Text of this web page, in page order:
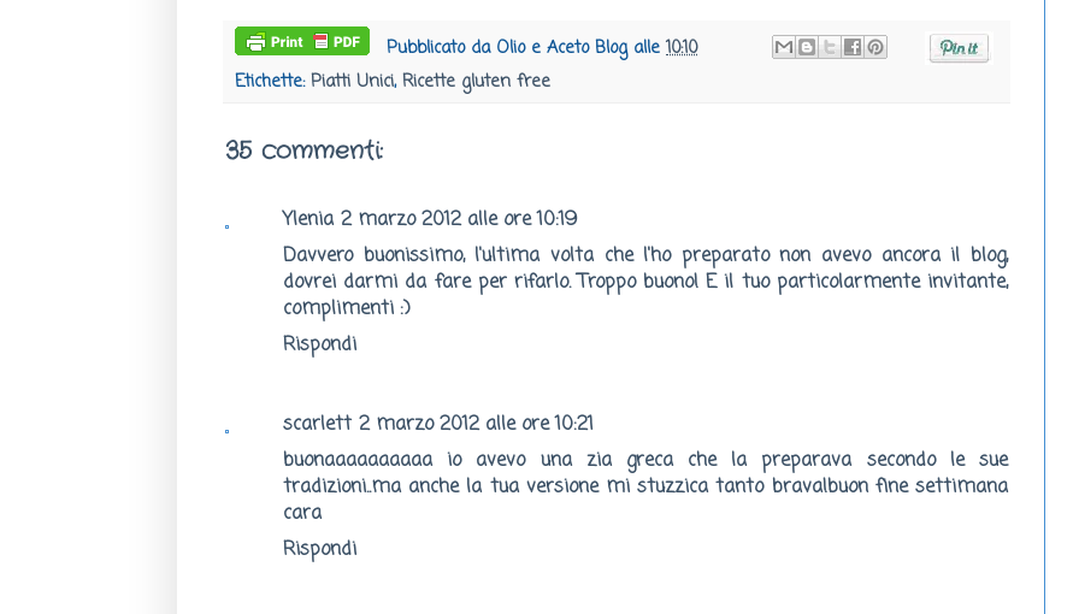
Pubblicato da Olio e Aceto Blog alle10:10
Etichette:Piatti Unici,Ricette gluten free
35 commenti:
Ylenia 2 marzo 2012 alle ore 10:19
Davvero buonissimo, l'ultima volta che l'ho preparato non avevo ancora il blog,
dovrei darmi da fare per rifarlo. Troppo buono! E il tuo particolarmente invitante,
complimenti :)
Rispondi
scarlett 2 marzo 2012 alle ore 10:21
buonaaaaaaaaaa io avevo una zia greca che la preparava secondo le sue
tradizioni..ma anche la tua versione mi stuzzica tanto brava!buon fine settimana
cara
Rispondi